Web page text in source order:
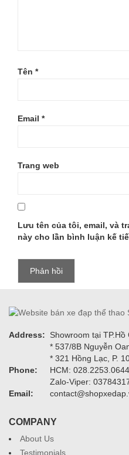
Tên *
Email *
Trang web
Lưu tên của tôi, email, và
này cho lần bình luận kế
Address:
Showroom tại TP.Hồ
* 537/8B Nguyễn
* 321 Hồng Lạc, P.
Phone:
HCM:
Zalo-Viper:
Email:
COMPANY
About Us
Testimonials